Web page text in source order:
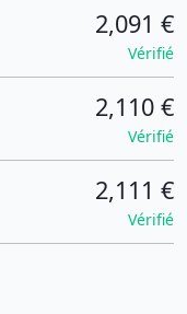
2,091 €
Vérifié
2,110 €
Vérifié
2,111 €
Vérifié